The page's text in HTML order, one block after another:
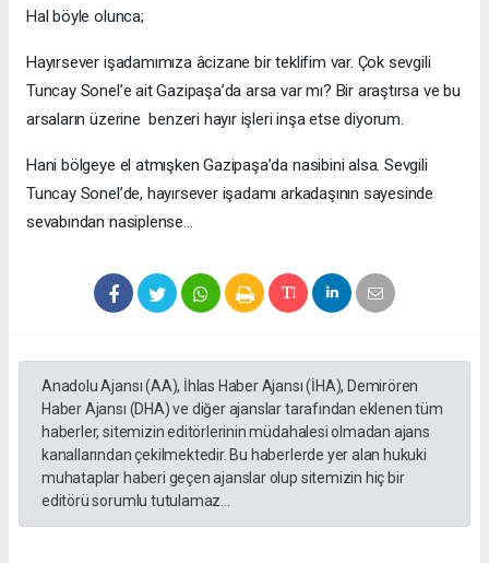
Hal böyle olunca;
Hayırsever işadamımıza âcizane bir teklifim var. Çok sevgili
Tuncay Sonel’e ait Gazipaşa’da arsa var mı? Bir araştırsa ve bu
arsaların üzerine benzeri hayır işleri inşa etse diyorum.
Hani bölgeye el atmışken Gazipaşa’da nasibini alsa. Sevgili
Tuncay Sonel’de, hayırsever işadamı arkadaşının sayesinde
sevabından nasiplense…
Anadolu Ajansı (AA), İhlas Haber Ajansı (İHA), Demirören
Haber Ajansı (DHA) ve diğer ajanslar tarafından eklenen tüm
haberler, sitemizin editörlerinin müdahalesi olmadan ajans
kanallarından çekilmektedir. Bu haberlerde yer alan hukuki
muhataplar haberi geçen ajanslar olup sitemizin hiç bir
editörü sorumlu tutulamaz...